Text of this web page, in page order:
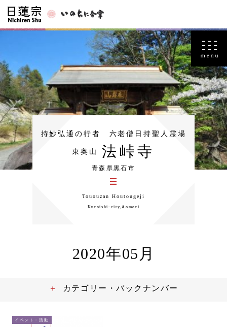
持妙弘通の行者 六老僧日持聖人霊場
東奥山 法峠寺
青森県黒石市
Tououzan Houtougeji
Kuroishi-city,Aomori
2020年05月
イベント・活動
カテゴリー・バックナンバー